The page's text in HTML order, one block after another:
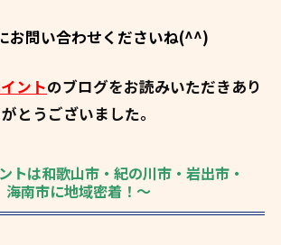
お問い合わせくださいね(^^)
ントのブログをお読みいただきあり
がとうございました。
トは和歌山市・紀の川市・岩出市・
海南市に地域密着！～